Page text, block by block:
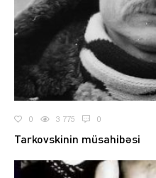
0 3 775 0
Tarkovskinin müsahibəsi